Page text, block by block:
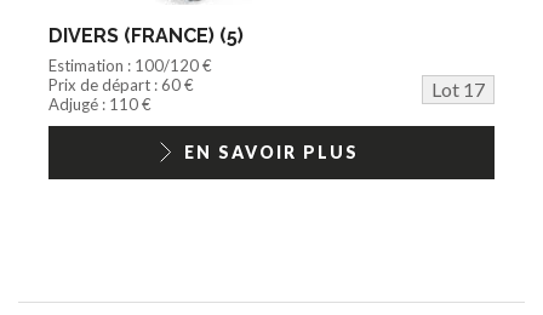
DIVERS (FRANCE) (5)
Estimation : 100/120 €
Prix de départ : 60 €
Lot 17
Adjugé : 110 €
EN SAVOIR PLUS